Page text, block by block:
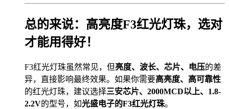
总的来说：高亮度F3红光灯珠，选对
才能用得好！
F3红光灯珠虽然常见，但亮度、波长、芯片、电压的差
异，直接影响最终效果。如果你需要高亮度、高可靠性
的红光灯珠，建议选择三安芯片、2000MCD以上、1.8-
2.2V的型号，如光盛电子的F3红光灯珠。